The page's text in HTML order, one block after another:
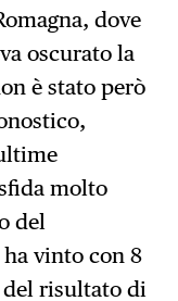
dove
oscurato la
è stato però
molto
del
vinto con 8
del risultato di